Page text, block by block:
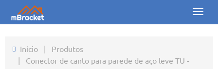
Toggle
Produtos
Início | Produtos
| Conector de canto para parede de aço leve TU -